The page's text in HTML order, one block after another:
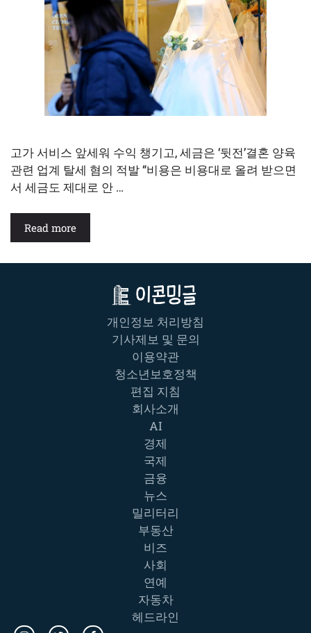
고가 서비스 앞세워 수익 챙기고, 세금은 ‘뒷전’결혼 양육
관련 업계 탈세 혐의 적발 “비용은 비용대로 올려 받으면
서 세금도 제대로 안 …
Read more
개인정보 처리방침
기사제보 및 문의
이용약관
청소년보호정책
편집 지침
회사소개
AI
경제
국제
금융
뉴스
밀리터리
부동산
비즈
사회
연예
자동차
헤드라인